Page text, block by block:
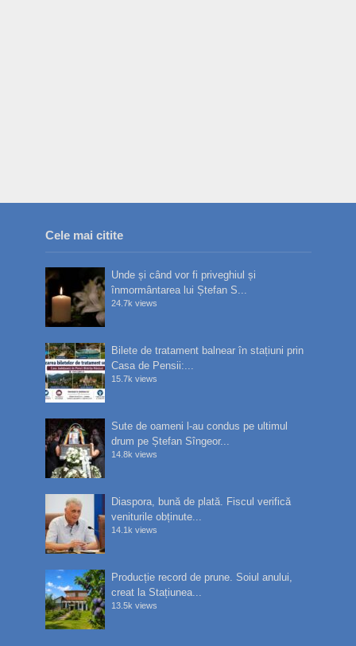
Cele mai citite
Unde și când vor fi priveghiul și
înmormântarea lui Ștefan S...
24.7k views
Bilete de tratament balnear în stațiuni prin
Casa de Pensii:...
15.7k views
Sute de oameni l-au condus pe ultimul
drum pe Ștefan Sîngeor...
14.8k views
Diaspora, bună de plată. Fiscul verifică
veniturile obținute...
14.1k views
Producție record de prune. Soiul anului,
creat la Stațiunea...
13.5k views